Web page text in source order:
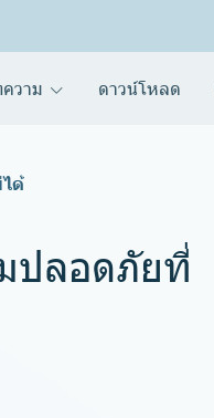
วาม ดาวน์โหลด
ด้
ปลอดภัยที่